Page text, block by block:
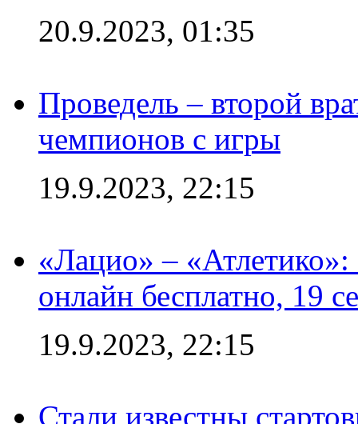
20.9.2023, 01:35
Проведель – второй
чемпионов с игры
19.9.2023, 22:15
«Лацио» –
онлайн бесплатно, 19
19.9.2023, 22:15
Стали известны